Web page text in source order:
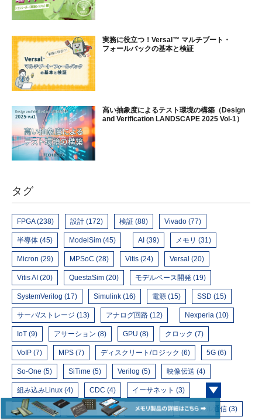
実務に役立つ！Versal™ マルチブート・
フォールバックの基本と検証
高い抽象度によるテスト環境の構築（Design
and Verification LANDSCAPE 2025 Vol-1）
タグ
FPGA (238) 設計 (172) 検証 (88) Vivado (77)
半導体 (45) ModelSim (45) AI (39) メモリ (31)
Micron (29) MPSoC (28) Vitis (24) Versal (20)
Vitis AI (20) QuestaSim (20) モデルベース開発 (19)
SystemVerilog (17) Simulink (16) 電源 (15) SSD (15)
サーバ/ストレージ (13) アナログ回路 (12) Nexperia (10)
IoT (9) アサーション (8) GPU (8) クロック (7)
VoIP (7) MPS (7) ディスクリート/ロジック (6) 5G (6)
So-One (5) SiTime (5) Verilog (5) 映像伝送 (4)
組み込みLinux (4) CDC (4) イーサネット (3)
マイコン (3) Microchip (3) クラウド (3) シリアル通信 (3)